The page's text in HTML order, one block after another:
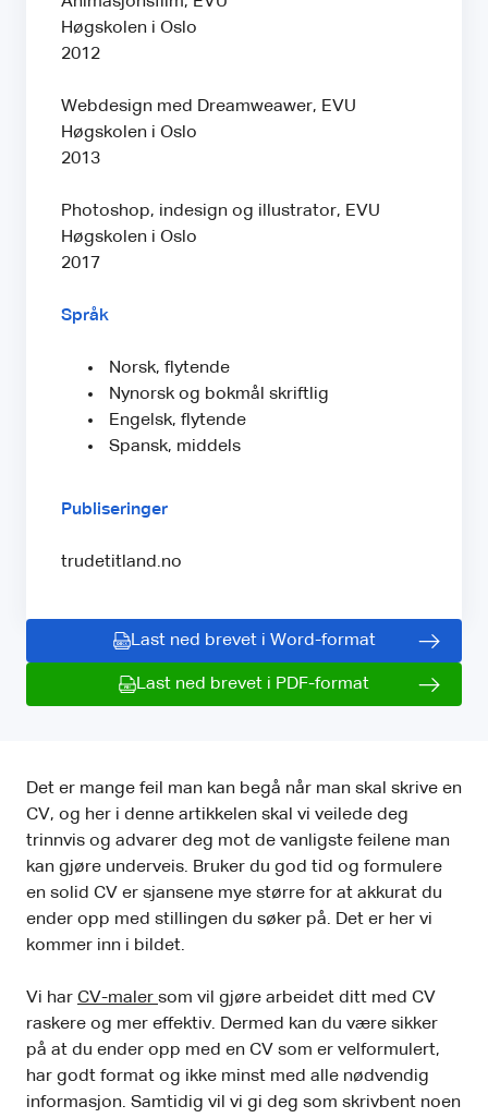
Høgskolen i Oslo
2012
Webdesign med Dreamweawer, EVU
Høgskolen i Oslo
2013
Photoshop, indesign og illustrator, EVU
Høgskolen i Oslo
2017
Språk
Norsk, flytende
Nynorsk og bokmål skriftlig
Engelsk, flytende
Spansk, middels
Publiseringer
trudetitland.no
Last ned brevet i Word-format
Last ned brevet i PDF-format
Det er mange feil man kan begå når man skal skrive en
CV, og her i denne artikkelen skal vi veilede deg
trinnvis og advarer deg mot de vanligste feilene man
kan gjøre underveis. Bruker du god tid og formulere
en solid CV er sjansene mye større for at akkurat du
ender opp med stillingen du søker på. Det er her vi
kommer inn i bildet.
Vi har CV-maler som vil gjøre arbeidet ditt med CV
raskere og mer effektiv. Dermed kan du være sikker
på at du ender opp med en CV som er velformulert,
har godt format og ikke minst med alle nødvendig
informasjon. Samtidig vil vi gi deg som skrivbent noen